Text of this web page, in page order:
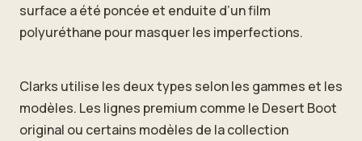
surface a été poncée et enduite d’un film
polyuréthane pour masquer les imperfections.
Clarks utilise les deux types selon les gammes et les
modèles. Les lignes premium comme le Desert Boot
original ou certains modèles de la collection